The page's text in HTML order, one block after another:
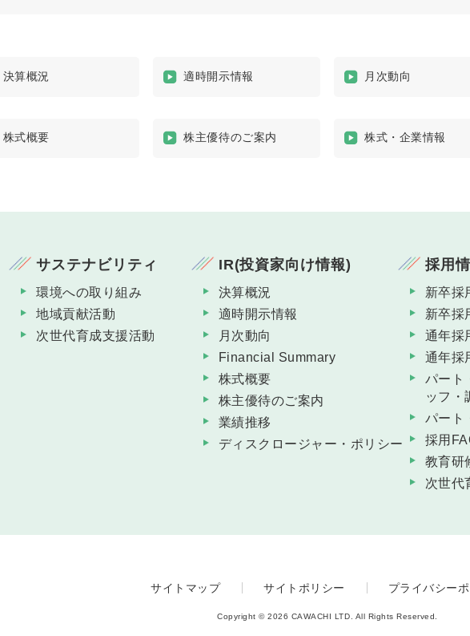
決算概況 適時開示情報 月次動向
株式概要 株主優待のご案内 株式・企業情報
サステナビリティ
環境への取り組み
地域貢献活動
次世代育成支援活動
IR(投資家向け情報)
決算概況
適時開示情報
月次動向
Financial Summary
株式概要
株主優待のご案内
業績推移
ディスクロージャー・ポリシー
採用
新卒採
新卒採
通年採
通年採
パート
ッフ・
パート
採用
教育研
次世代
サイトマップ サイトポリシー プライバシー
Copyright © 2026 CAWACHI LTD. All Rights Reserved.